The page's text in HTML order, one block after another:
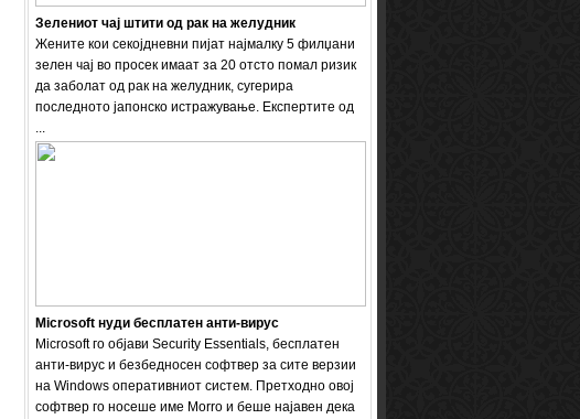
Зелениот чај штити од рак на желудник
Жените кои секојдневни пијат најмалку 5 филџани
зелен чај во просек имаат за 20 отсто помал ризик
да заболат од рак на желудник, сугерира
последното јапонско истражување. Експертите од
...
Microsoft нуди бесплатен анти-вирус
Microsoft го објави Security Essentials, бесплатен
анти-вирус и безбедносен софтвер за сите верзии
на Windows оперативниот систем. Претходно овој
софтвер го носеше име Мorro и беше најавен дека